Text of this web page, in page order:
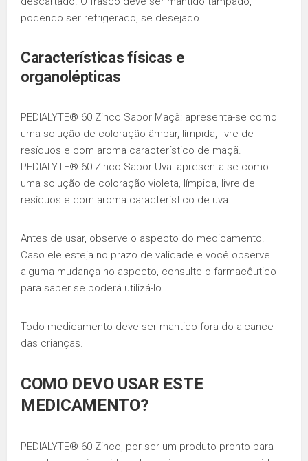
podendo ser refrigerado, se desejado.
Características físicas e
organolépticas
PEDIALYTE® 60 Zinco Sabor Maçã: apresenta-se como
uma solução de coloração âmbar, límpida, livre de
resíduos e com aroma característico de maçã.
PEDIALYTE® 60 Zinco Sabor Uva: apresenta-se como
uma solução de coloração violeta, límpida, livre de
resíduos e com aroma característico de uva.
Antes de usar, observe o aspecto do medicamento.
Caso ele esteja no prazo de validade e você observe
alguma mudança no aspecto, consulte o farmacêutico
para saber se poderá utilizá-lo.
Todo medicamento deve ser mantido fora do alcance
das crianças.
COMO DEVO USAR ESTE
MEDICAMENTO?
PEDIALYTE® 60 Zinco, por ser um produto pronto para